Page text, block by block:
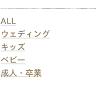
ALL
ウェディング
キッズ
ベビー
成人・卒業